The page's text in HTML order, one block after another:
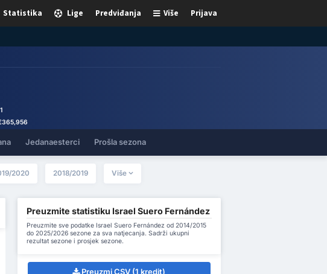
Prijava
Više
Predviđanja
Lige
Statistika
Jedanaesterci Prošla sezona
2020 2018/2019 Više
Preuzmite statistiku Israel Suero Fernández
Preuzmite sve podatke Israel Suero Fernández od 2014/2015
do 2025/2026 sezone za sva natjecanja. Sadrži ukupni
rezultat sezone i prosjek sezone.
Preuzmi CSV (1 kredit)